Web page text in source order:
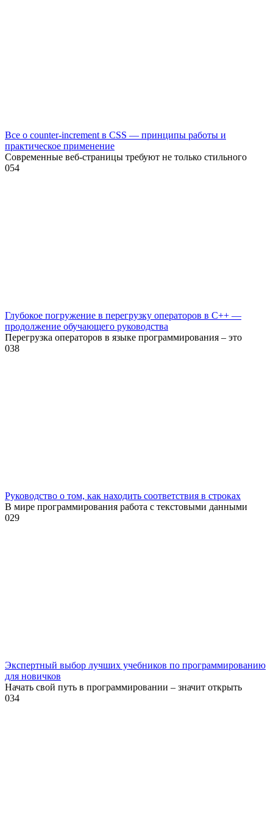
Все о counter-increment в CSS — принципы работы и
практическое применение
Современные веб-страницы требуют не только стильного
054
Глубокое погружение в перегрузку операторов в C++ —
продолжение обучающего руководства
Перегрузка операторов в языке программирования – это
038
Руководство о том, как находить соответствия в строках
В мире программирования работа с текстовыми данными
029
Экспертный выбор лучших учебников по программированию
для новичков
Начать свой путь в программировании – значит открыть
034